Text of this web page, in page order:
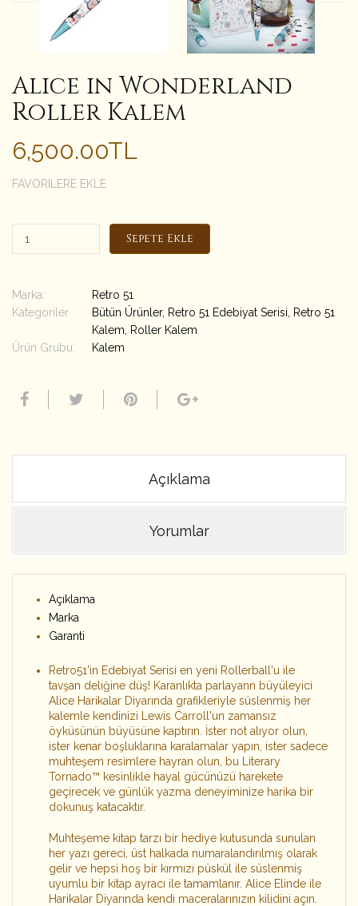
Alice in Wonderland
Roller Kalem
6,500.00TL
FAVORILERE EKLE
Sepete Ekle
Marka:
Retro 51
Kategoriler
Bütün Ürünler, Retro 51 Edebiyat Serisi
Retro 51
Kalem
Roller Kalem
Ürün Grubu:
Kalem
Açıklama
Yorumlar
Açıklama
Marka
Garanti
Retro51'in Edebiyat Serisi en yeni Rollerball'u ile
tavşan deliğine düş! Karanlıkta parlayann büyüleyici
Alice Harikalar Diyarında grafikleriyle süslenmiş her
kalemle kendinizi Lewis Carroll'un zamansız
öyküsünün büyüsüne kaptırın. İster not alıyor olun,
ister kenar boşluklarına karalamalar yapın, ister sadece
muhteşem resimlere hayran olun, bu Literary
Tornado™ kesinlikle hayal gücünüzü harekete
geçirecek ve günlük yazma deneyiminize harika bir
dokunuş katacaktır.
Muhteşeme kitap tarzı bir hediye kutusunda sunulan
her yazı gereci, üst halkada numaralandırılmış olarak
gelir ve hepsi hoş bir kırmızı püskül ile süslenmiş
uyumlu bir kitap ayracı ile tamamlanır. Alice Elinde ile
Harikalar Diyarında kendi maceralarınızın kilidini açın.